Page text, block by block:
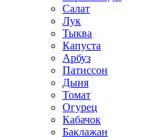
Салат
Лук
Тыква
Капуста
Арбуз
Патиссон
Дыня
Томат
Огурец
Кабачок
Баклажан